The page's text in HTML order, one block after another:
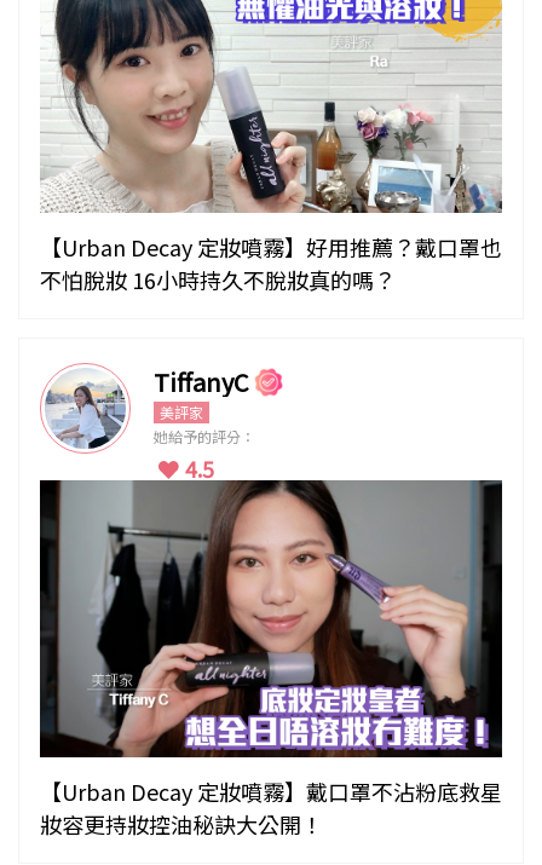
【Urban Decay 定妝噴霧】好用推薦？戴口罩也
不怕脫妝 16小時持久不脫妝真的嗎？
TiffanyC
美評家
她給予的評分：
4.5
【Urban Decay 定妝噴霧】戴口罩不沾粉底救星
妝容更持妝控油秘訣大公開！